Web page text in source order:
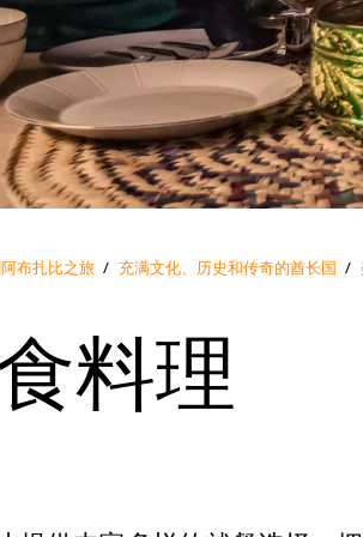
布扎比之旅 / 充满文化、历史和传奇的酋长国 /
料理